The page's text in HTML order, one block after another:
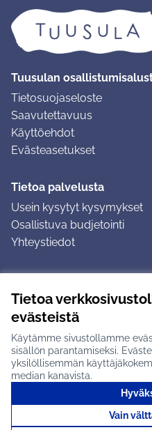
Tietoa
evästeistä
Käytämme sivustollamme
sisällön parantamiseksi.
yksilöllisemmän
median kanavista.
Vain
Tuusulan
Tietosuojaseloste
Saavutettavuus
Käyttöehdot
Evästeasetukset
Tietoa palvelusta
Usein kysytyt kysymykset
Osallistuva budjetointi
Yhteystiedot
Ohjeet kirjautumiseen
Ohjeet kommentin
Creative Commons -
(Ulkoinen linkki)Verkkosivusto
Tuusulan osallistumisalusta X-
(Ulkoinen linkki)